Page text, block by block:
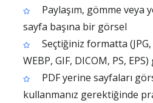
Paylaşım, gömme veya
sayfa başına bir görsel
Seçtiğiniz formatta (JPG,
WEBP, GIF, DICOM, PS,
PDF yerine sayfaları
kullanmanız gerektiğinde